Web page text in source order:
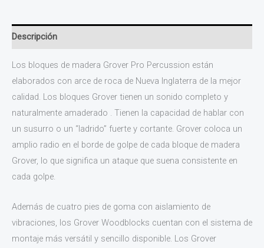
Descripción
Los bloques de madera Grover Pro Percussion están
elaborados con arce de roca de Nueva Inglaterra de la mejor
calidad. Los bloques Grover tienen un sonido completo y
naturalmente amaderado . Tienen la capacidad de hablar con
un susurro o un “ladrido” fuerte y cortante. Grover coloca un
amplio radio en el borde de golpe de cada bloque de madera
Grover, lo que significa un ataque que suena consistente en
cada golpe.
Además de cuatro pies de goma con aislamiento de
vibraciones, los Grover Woodblocks cuentan con el sistema de
montaje más versátil y sencillo disponible. Los Grover